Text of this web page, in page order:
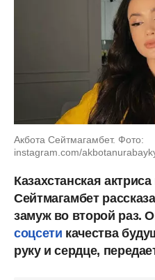
Акбота Сейтмагамбет. Фото:
instagram.com/
Казахстанская
Сейтмагамбет
замуж во второй раз.
соцсети качества
руку и сердце,